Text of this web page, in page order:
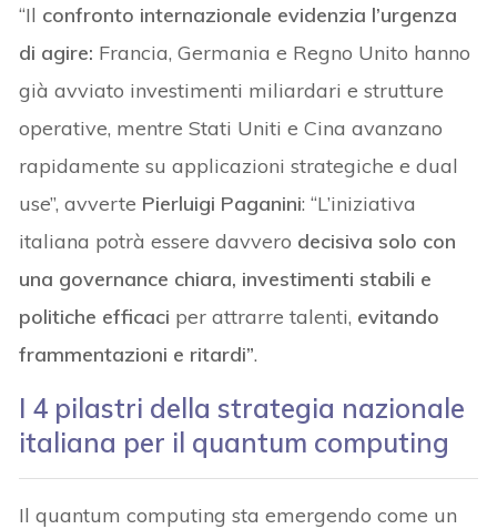
“Il confronto internazionale evidenzia l’urgenza
di agire: Francia, Germania e Regno Unito hanno
già avviato investimenti miliardari e strutture
operative, mentre Stati Uniti e Cina avanzano
rapidamente su applicazioni strategiche e dual
use”, avverte Pierluigi Paganini: “L’iniziativa
italiana potrà essere davvero decisiva solo con
una governance chiara, investimenti stabili e
politiche efficaci per attrarre talenti, evitando
frammentazioni e ritardi”.
I 4 pilastri della strategia nazionale
italiana per il quantum computing
Il quantum computing sta emergendo come un